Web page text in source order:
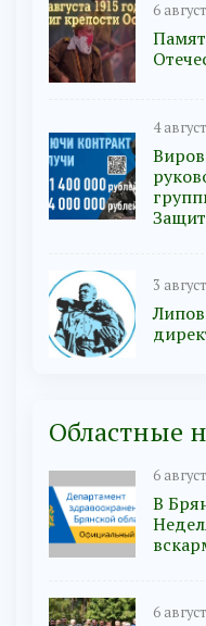
6
4
3
Областные
6
В
6